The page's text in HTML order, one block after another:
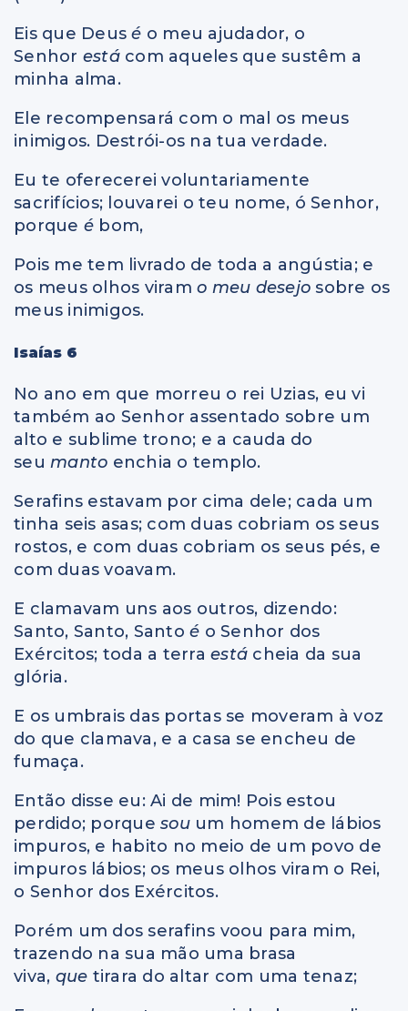
Eis que Deusé o meu ajudador, o
Senhor está com aqueles que sustêm a
minha alma.
Ele recompensará com o mal os meus
inimigos. Destrói-os na tua verdade.
Eu te oferecerei voluntariamente
sacrifícios; louvarei o teu nome, ó Senhor,
porque é bom,
Pois me tem livrado de toda a angústia; e
os meus olhos viram o meu desejosobre os
meus inimigos.
Isaías 6
No ano em que morreu o rei Uzias, eu vi
também ao Senhor assentado sobre um
alto e sublime trono; e a cauda do
seu manto enchia o templo.
Serafins estavam por cima dele; cada um
tinha seis asas; com duas cobriam os seus
rostos, e com duas cobriam os seus pés, e
com duas voavam.
E clamavam uns aos outros, dizendo:
Santo, Santo, Santo é o Senhor dos
Exércitos; toda a terra está cheia da sua
glória.
E os umbrais das portas se moveram à voz
do que clamava, e a casa se encheu de
fumaça.
Então disse eu: Ai de mim! Pois estou
perdido; porque sou um homem de lábios
impuros, e habito no meio de um povo de
impuros lábios; os meus olhos viram o Rei,
o Senhor dos Exércitos.
Porém um dos serafins voou para mim,
trazendo na sua mão uma brasa
viva, que tirara do altar com uma tenaz;